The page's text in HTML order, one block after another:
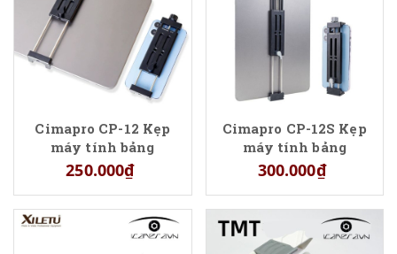
Cimapro CP-12 Kẹp
máy tính bảng
250.000₫
Cimapro CP-12S Kẹp
máy tính bảng
300.000₫